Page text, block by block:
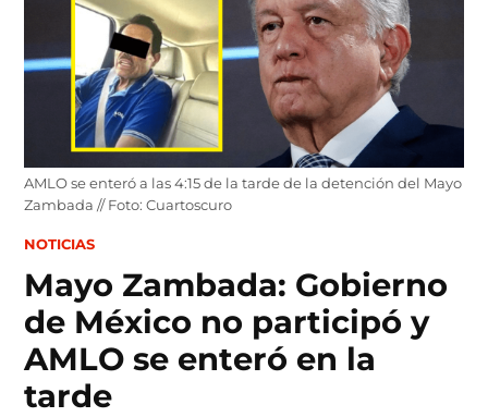
AMLO se enteró a las 4:15 de la tarde de la detención del Mayo
Zambada // Foto: Cuartoscuro
POSTED
NOTICIAS
Mayo Zambada: Gobierno
de México no participó y
AMLO se enteró en la
tarde